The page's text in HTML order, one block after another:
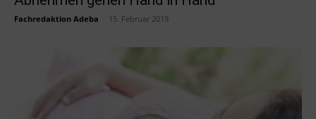
Fachredaktion Adeba 15. Februar 2019